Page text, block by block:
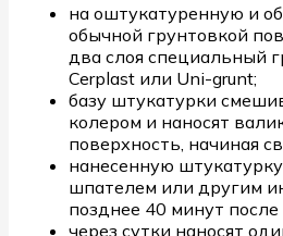
на оштукатуренную и
обычной грунтовкой
два слоя специальный
Cerplast или Uni-grunt;
базу штукатурки
колером и наносят
поверхность, начиная
нанесенную
шпателем или другим
позднее 40 минут после
через сутки наносят